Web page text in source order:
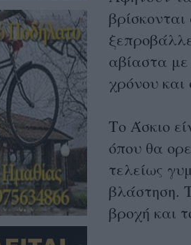
αβίαστα
χρόνου
Το Άσκιο
όπου θα
τελείως
βλάστηση.
βροχή και